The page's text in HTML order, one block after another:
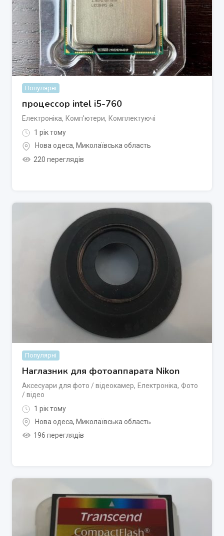
Популярні
процессор intel i5-760
Електроніка, Комп'ютери, Комплектуючі
1 рік тому
Нова одеса, Миколаївська область
220 переглядів
Популярні
Наглазник для фотоаппарата Nikon
Аксесуари для фото / відеокамер, Електроніка, Фото
/ відео
1 рік тому
Нова одеса, Миколаївська область
196 переглядів